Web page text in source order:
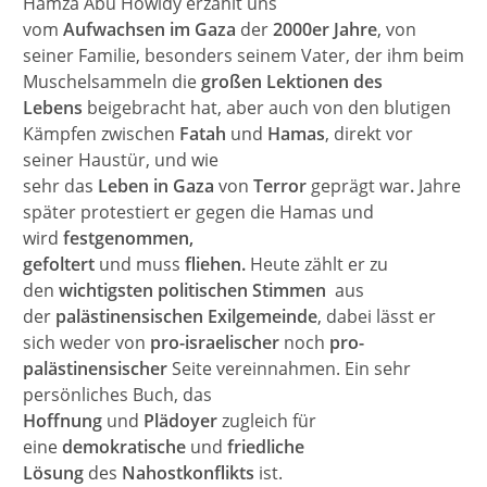
vom Aufwachsen im Gaza der2000er Jahre, von
seiner Familie, besonders seinem Vater, der ihm beim
Muschelsammeln diegroßen Lektionen des
Lebens beigebracht hat, aber auch von den blutigen
Kämpfen zwischen Fatah und Hamas, direkt vor
seiner Haustür, und wie
sehr das Leben in Gaza von Terrorgeprägt war. Jahre
später protestiert er gegen die Hamas und
wird festgenommen,
gefoltert und muss fliehen.Heute zählt er zu
den wichtigsten politischen Stimmen aus
der palästinensischen Exilgemeinde, dabei lässt er
sich weder von pro-israelischernoch pro-
palästinensischerSeite vereinnahmen. Ein sehr
persönliches Buch, das
Hoffnungund Plädoyerzugleich für
einedemokratischeund friedliche
Lösungdes Nahostkonflikts ist.